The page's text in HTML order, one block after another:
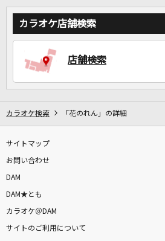
カラオケ店舗検索
店舗検索
カラオケ検索 「花のれん」の詳細
サイトマップ
お問い合わせ
DAM
DAM★とも
カラオケ＠DAM
サイトのご利用について